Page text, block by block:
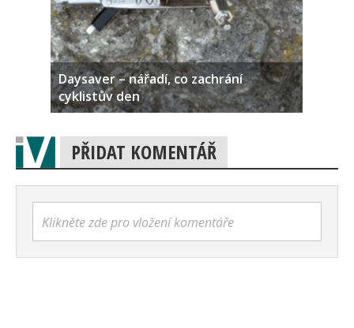
Daysaver – nářadí, co zachrání
cyklistův den
PŘIDAT KOMENTÁŘ
Klikněte zde pro vložení komentáře